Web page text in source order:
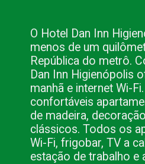
O Hotel Dan Inn
menos de um
República do metrô.
Dan Inn Higienópolis
manhã e internet Wi-
confortáveis
de madeira,
clássicos. Todos os
Wi-Fi, frigobar, TV a
estação de trabalho e